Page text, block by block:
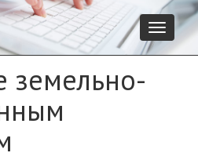
Toggle
земельно-